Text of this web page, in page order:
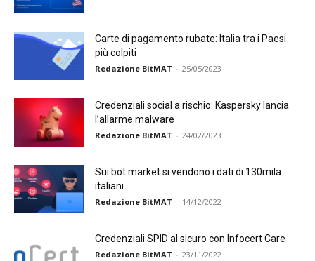
Carte di pagamento rubate: Italia tra i Paesi
più colpiti
Redazione BitMAT - 25/05/2023
Credenziali social a rischio: Kaspersky lancia
l’allarme malware
Redazione BitMAT - 24/02/2023
Sui bot market si vendono i dati di 130mila
italiani
Redazione BitMAT - 14/12/2022
Credenziali SPID al sicuro con Infocert Care
Redazione BitMAT - 23/11/2022